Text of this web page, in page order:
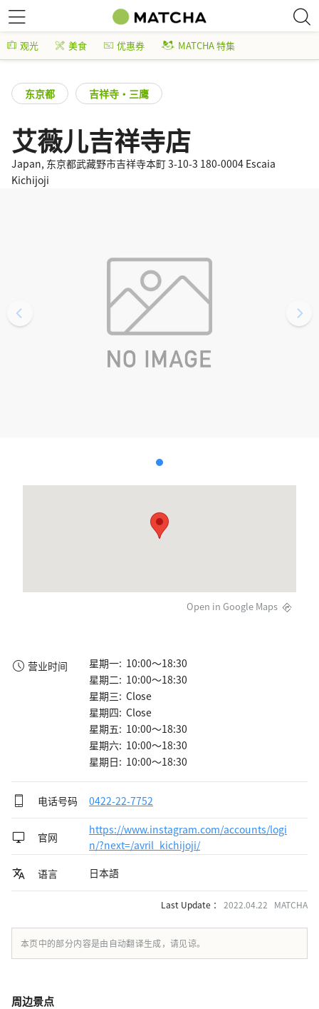
观光 美食 优惠券 MATCHA 特集
东京都 吉祥寺・三鹰
艾薇儿吉祥寺店
Japan, 东京都武藏野市吉祥寺本町 3-10-3 180-0004 Escaia
Kichijoji
Open in Google Maps
营业时间
星期一: 10:00～18:30
星期二: 10:00～18:30
星期三: Close
星期四: Close
星期五: 10:00～18:30
星期六: 10:00～18:30
星期日: 10:00～18:30
电话号码 0422-22-7752
官网
https://www.instagram.com/accounts/logi
n/?next=/avril_kichijoji/
语言
日本語
Last Update ： 2022.04.22 MATCHA
本页中的部分内容是由自动翻译生成，请见谅。
周边景点